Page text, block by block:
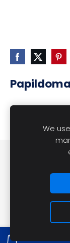
Prekių
We